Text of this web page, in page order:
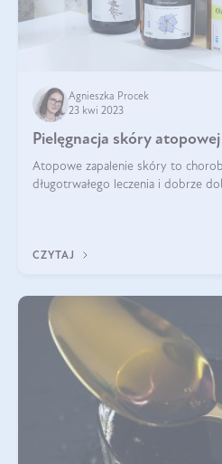
Agnieszka Procek
23 kwi 2023
Pielęgnacja skóry
Atopowe zapalenie skóry to
długotrwałego leczenia i dobrze
CZYTAJ